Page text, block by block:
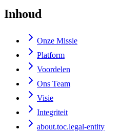
Inhoud
Onze Missie
Platform
Voordelen
Ons Team
Visie
Integriteit
about.toc.legal-entity